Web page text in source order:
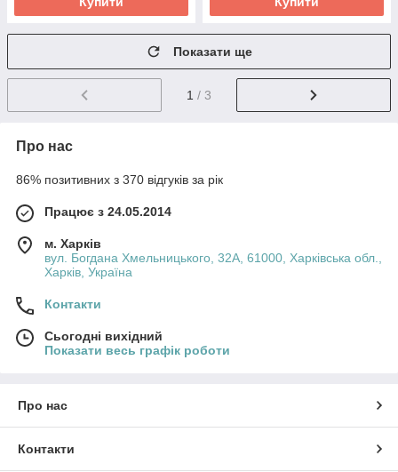
Показати ще
1 / 3
Про нас
86% позитивних з 370 відгуків за рік
Працює з 24.05.2014
м. Харків
вул. Богдана Хмельницького, 32А, 61000, Харківська обл.,
Харків, Україна
Контакти
Сьогодні вихідний
Показати весь графік роботи
Про нас
Контакти